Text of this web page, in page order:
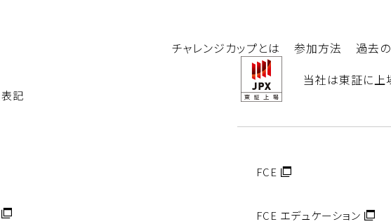
チャレンジカップとは 参加方法 過去
記
当社は東証に上
FCE
FCE エデュケーション